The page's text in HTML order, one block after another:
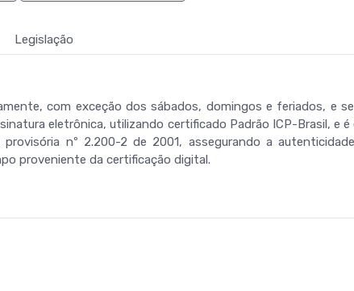
Legislação
com exceção dos sábados, domingos e feriados, e
eletrônica, utilizando certificado Padrão ICP-Brasil, e
nº 2.200-2 de 2001, assegurando a
proveniente da certificação digital.